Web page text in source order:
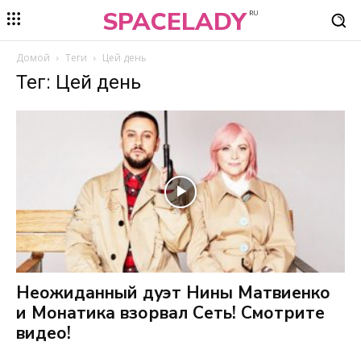
SPACELADY RU
Домой Теги Цей день
Тег: Цей день
Неожиданный дуэт Нины Матвиенко
и Монатика взорвал Сеть! Смотрите
видео!